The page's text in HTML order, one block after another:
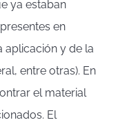
ya estaban
en
aplicación y de la
entre otras). En
el material
El